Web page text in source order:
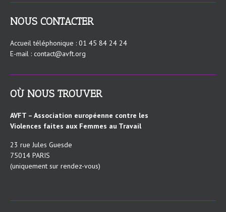
NOUS CONTACTER
Accueil téléphonique : 01 45 84 24 24
E-mail : contact@avft.org
OÙ NOUS TROUVER
AVFT – Association européenne contre les
Violences faites aux Femmes au Travail
23 rue Jules Guesde
75014 PARIS
(uniquement sur rendez-vous)